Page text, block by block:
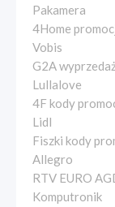
Pakamera
4Home
Vobis
G2A
Lullalove
4F kody
Lidl
Fiszki kody
Allegro
RTV EURO
Komputronik